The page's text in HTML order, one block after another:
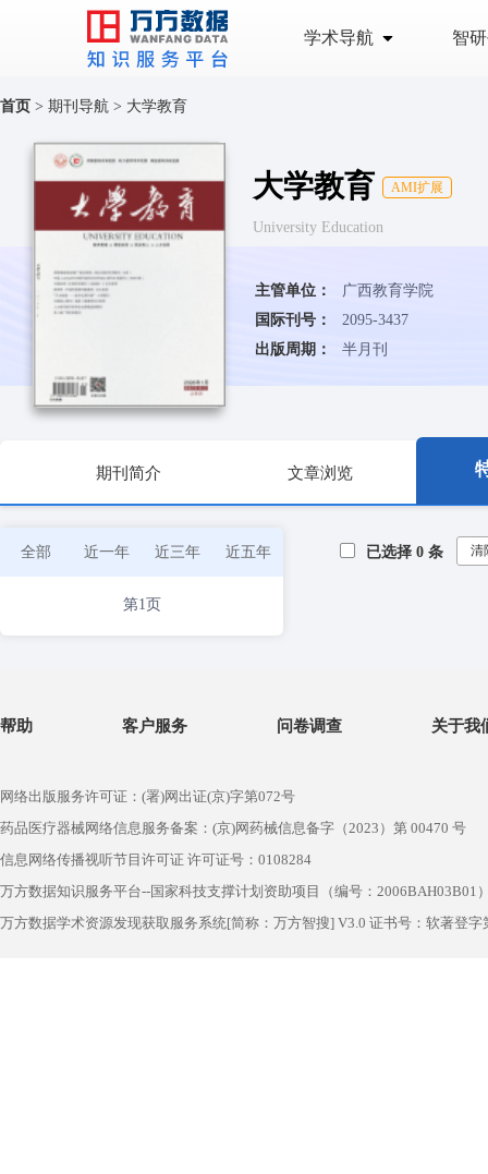
学术导航 智
首页 > 期刊导航 > 大学教育
大学教育 AMI扩展
University Education
主管单位：
广西教育学院
国际刊号：
2095-3437
出版周期：
半月刊
期刊简介 文章浏览
全部 近一年 近三年 近五年
第1页
已选择 0 条 清
帮助 客户服务 问卷调查 关于我
网络出版服务许可证：(署)网出证(京)字第072号
药品医疗器械网络信息服务备案：(京)网药械信息备字（2023）第 00470 号
信息网络传播视听节目许可证 许可证号：0108284
万方数据知识服务平台--国家科技支撑计划资助项目（编号：2006BAH03B01
万方数据学术资源发现获取服务系统[简称：万方智搜] V3.0 证书号：软著登字